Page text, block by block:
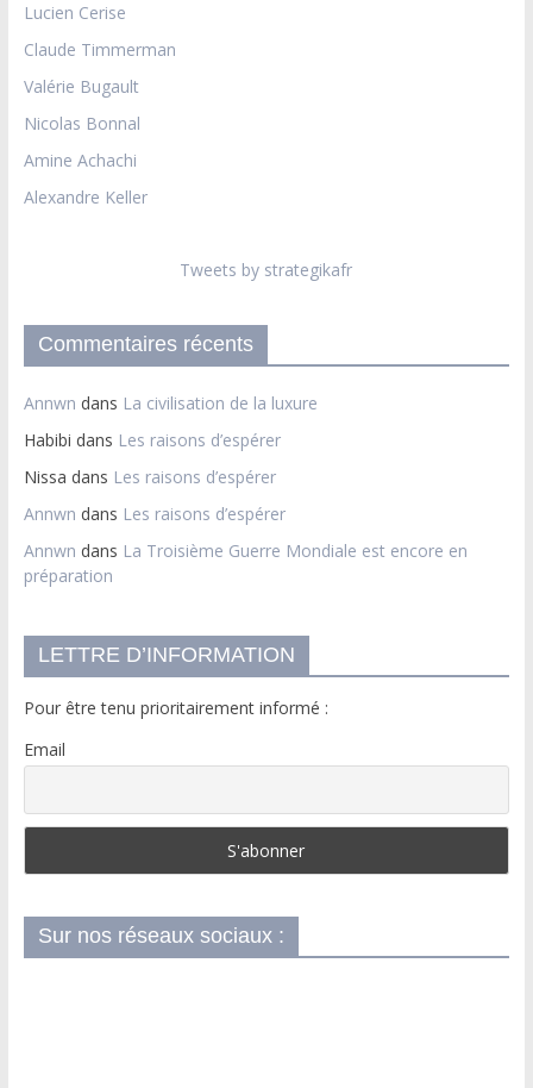
Lucien Cerise
Claude Timmerman
Valérie Bugault
Nicolas Bonnal
Amine Achachi
Alexandre Keller
Tweets by strategikafr
Commentaires récents
Annwn dans La civilisation de la luxure
Habibi dans Les raisons d’espérer
Nissa dans Les raisons d’espérer
Annwn dans Les raisons d’espérer
Annwn dans La Troisième Guerre Mondiale est encore en
préparation
LETTRE D’INFORMATION
Pour être tenu prioritairement informé :
Email
Sur nos réseaux sociaux :